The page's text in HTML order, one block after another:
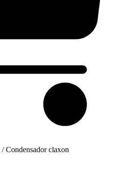
/ Condensador claxon